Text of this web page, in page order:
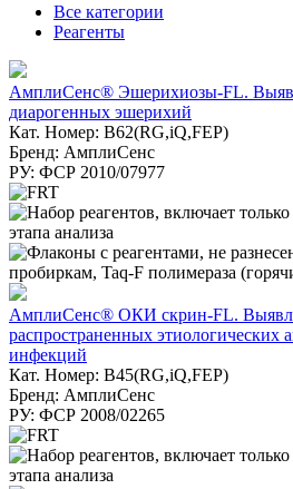
Все категории
Реагенты
АмплиСенс® Эшерихиозы-FL.
диарогенных эшерихий
Кат. Номер: B62(RG,iQ,FEP)
Бренд: АмплиСенс
РУ: ФСР 2010/07977
АмплиСенс® ОКИ скрин-FL.
распространенных этиологических
инфекций
Кат. Номер: B45(RG,iQ,FEP)
Бренд: АмплиСенс
РУ: ФСР 2008/02265